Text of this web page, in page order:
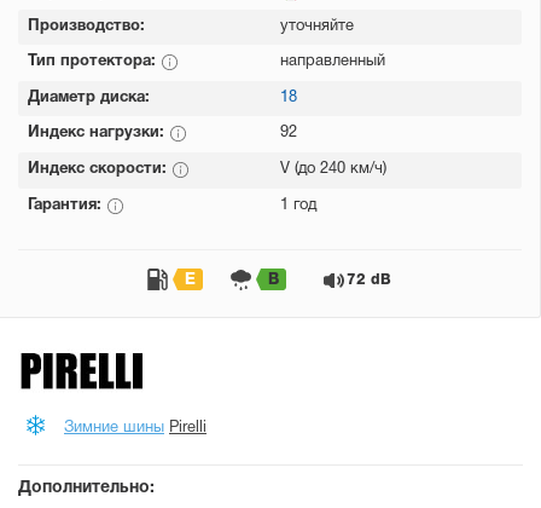
Производство: уточняйте
Тип протектора: направленный
Диаметр диска: 18
Индекс нагрузки: 92
Индекс скорости: V (до 240 км/ч)
Гарантия: 1 год
E B 72 dB
Зимние шины Pirelli
Дополнительно: